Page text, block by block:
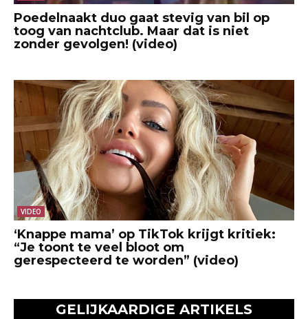
Poedelnaakt duo gaat stevig van bil op
toog van nachtclub. Maar dat is niet
zonder gevolgen! (video)
VIDEO
‘Knappe mama’ op TikTok krijgt kritiek:
“Je toont te veel bloot om
gerespecteerd te worden” (video)
GELIJKAARDIGE ARTIKELS